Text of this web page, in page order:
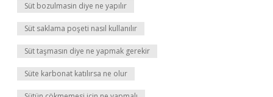
Süt bozulmasin diye ne yapılır
Süt saklama poşeti nasıl kullanılır
Süt taşmasın diye ne yapmak gerekir
Süte karbonat katılırsa ne olur